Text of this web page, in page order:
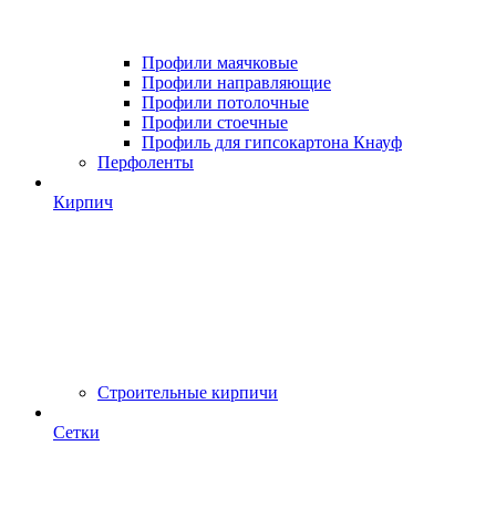
Профили маячковые
Профили направляющие
Профили потолочные
Профили стоечные
Профиль для гипсокартона Кнауф
Перфоленты
Кирпич
Строительные кирпичи
Сетки